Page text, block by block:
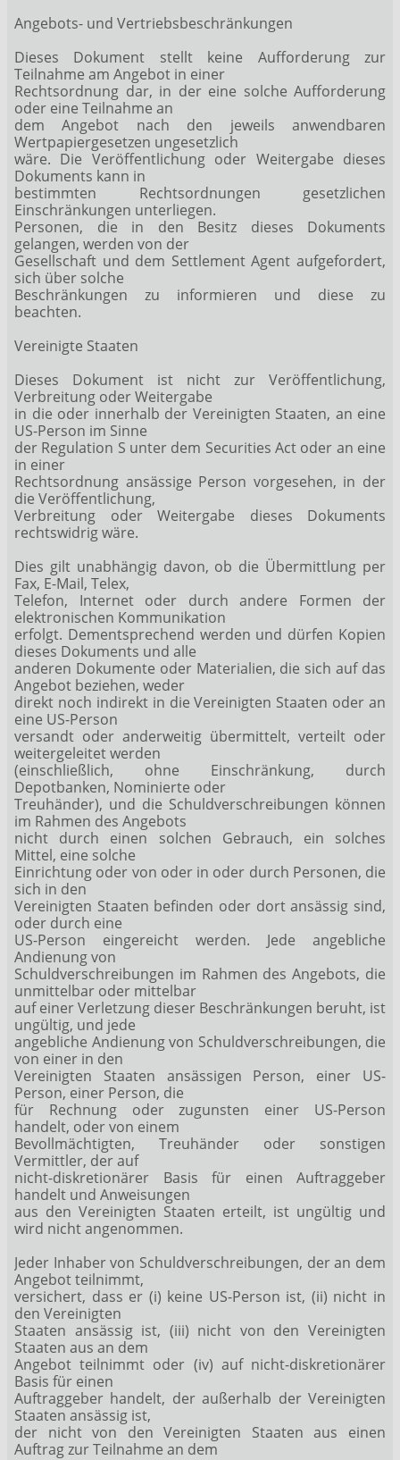
Angebots- und Vertriebsbeschränkungen
Dieses Dokument stellt keine Aufforderung zur
Teilnahme am Angebot in einer
Rechtsordnung dar, in der eine solche Aufforderung
oder eine Teilnahme an
dem Angebot nach den jeweils anwendbaren
Wertpapiergesetzen ungesetzlich
wäre. Die Veröffentlichung oder Weitergabe dieses
Dokuments kann in
bestimmten Rechtsordnungen gesetzlichen
Einschränkungen unterliegen.
Personen, die in den Besitz dieses Dokuments
gelangen, werden von der
Gesellschaft und dem Settlement Agent aufgefordert,
sich über solche
Beschränkungen zu informieren und diese zu
beachten.
Vereinigte Staaten
Dieses Dokument ist nicht zur Veröffentlichung,
Verbreitung oder Weitergabe
in die oder innerhalb der Vereinigten Staaten, an eine
US-Person im Sinne
der Regulation S unter dem Securities Act oder an eine
in einer
Rechtsordnung ansässige Person vorgesehen, in der
die Veröffentlichung,
Verbreitung oder Weitergabe dieses Dokuments
rechtswidrig wäre.
Dies gilt unabhängig davon, ob die Übermittlung per
Fax, E-Mail, Telex,
Telefon, Internet oder durch andere Formen der
elektronischen Kommunikation
erfolgt. Dementsprechend werden und dürfen Kopien
dieses Dokuments und alle
anderen Dokumente oder Materialien, die sich auf das
Angebot beziehen, weder
direkt noch indirekt in die Vereinigten Staaten oder an
eine US-Person
versandt oder anderweitig übermittelt, verteilt oder
weitergeleitet werden
(einschließlich, ohne Einschränkung, durch
Depotbanken, Nominierte oder
Treuhänder), und die Schuldverschreibungen können
im Rahmen des Angebots
nicht durch einen solchen Gebrauch, ein solches
Mittel, eine solche
Einrichtung oder von oder in oder durch Personen, die
sich in den
Vereinigten Staaten befinden oder dort ansässig sind,
oder durch eine
US-Person eingereicht werden. Jede angebliche
Andienung von
Schuldverschreibungen im Rahmen des Angebots, die
unmittelbar oder mittelbar
auf einer Verletzung dieser Beschränkungen beruht, ist
ungültig, und jede
angebliche Andienung von Schuldverschreibungen, die
von einer in den
Vereinigten Staaten ansässigen Person, einer US-
Person, einer Person, die
für Rechnung oder zugunsten einer US-Person
handelt, oder von einem
Bevollmächtigten, Treuhänder oder sonstigen
Vermittler, der auf
nicht-diskretionärer Basis für einen Auftraggeber
handelt und Anweisungen
aus den Vereinigten Staaten erteilt, ist ungültig und
wird nicht angenommen.
Jeder Inhaber von Schuldverschreibungen, der an dem
Angebot teilnimmt,
versichert, dass er (i) keine US-Person ist, (ii) nicht in
den Vereinigten
Staaten ansässig ist, (iii) nicht von den Vereinigten
Staaten aus an dem
Angebot teilnimmt oder (iv) auf nicht-diskretionärer
Basis für einen
Auftraggeber handelt, der außerhalb der Vereinigten
Staaten ansässig ist,
der nicht von den Vereinigten Staaten aus einen
Auftrag zur Teilnahme an dem